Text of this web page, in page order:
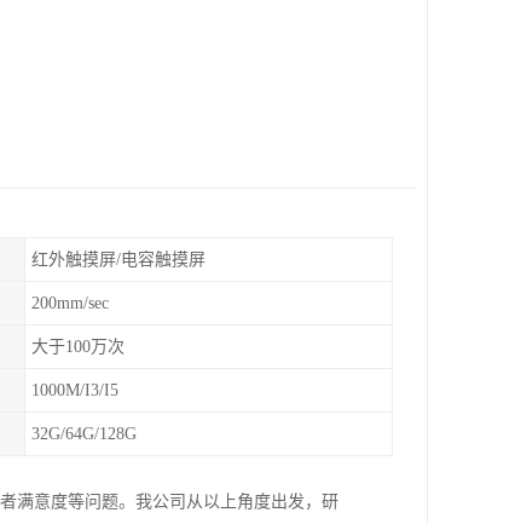
红外触摸屏/电容触摸屏
200mm/sec
大于100万次
1000M/I3/I5
32G/64G/128G
满意度等问题。我公司从以上角度出发，研